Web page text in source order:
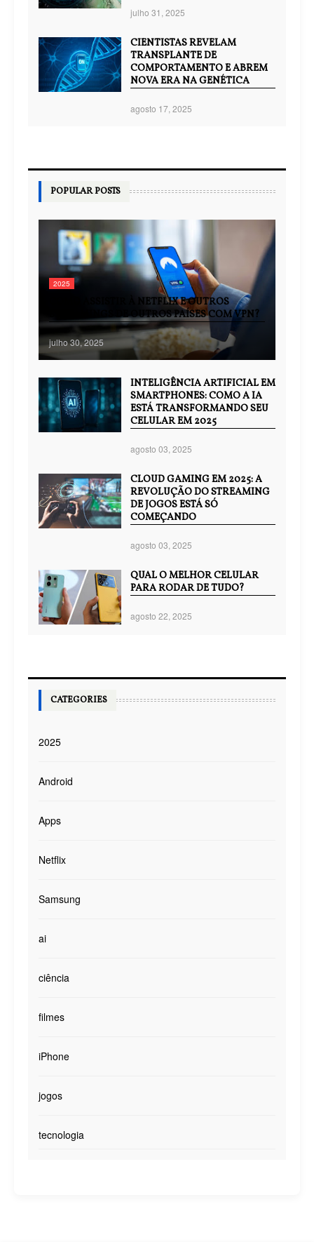
julho 31, 2025
CIENTISTAS REVELAM
TRANSPLANTE DE
COMPORTAMENTO E ABREM
NOVA ERA NA GENÉTICA
agosto 17, 2025
POPULAR POSTS
2025
COMO ASSISTIR À NETFLIX E OUTROS
STREAMINGS DE OUTROS PAÍSES COM VPN?
julho 30, 2025
INTELIGÊNCIA ARTIFICIAL EM
SMARTPHONES: COMO A IA
ESTÁ TRANSFORMANDO SEU
CELULAR EM 2025
agosto 03, 2025
CLOUD GAMING EM 2025: A
REVOLUÇÃO DO STREAMING
DE JOGOS ESTÁ SÓ
COMEÇANDO
agosto 03, 2025
QUAL O MELHOR CELULAR
PARA RODAR DE TUDO?
agosto 22, 2025
CATEGORIES
2025
Android
Apps
Netflix
Samsung
ai
ciência
filmes
iPhone
jogos
tecnologia